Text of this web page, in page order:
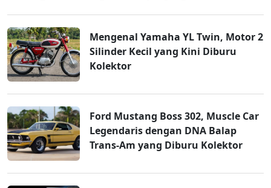
Mengenal Yamaha YL Twin, Motor 2
Silinder Kecil yang Kini Diburu
Kolektor
Ford Mustang Boss 302, Muscle Car
Legendaris dengan DNA Balap
Trans-Am yang Diburu Kolektor